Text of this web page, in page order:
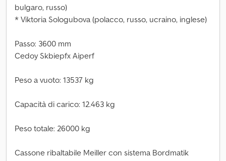
bulgaro, russo)
* Viktoria Sologubova (polacco, russo, ucraino, inglese)
Passo: 3600 mm
Cedoy Skbiepfx Aiperf
Peso a vuoto: 13537 kg
Capacità di carico: 12.463 kg
Peso totale: 26000 kg
Cassone ribaltabile Meiller con sistema Bordmatik